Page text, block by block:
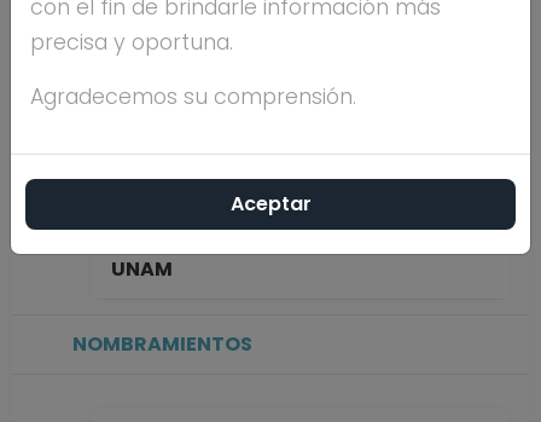
OSORNO
estudios
Antigüedad
UNAM
NOMBRAMIENTOS
con el fin de brindarle información más
precisa y oportuna.
Agradecemos su comprensión.
Aceptar